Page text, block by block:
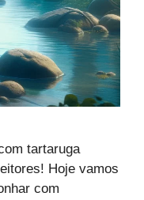
tartaruga
Hoje vamos
com